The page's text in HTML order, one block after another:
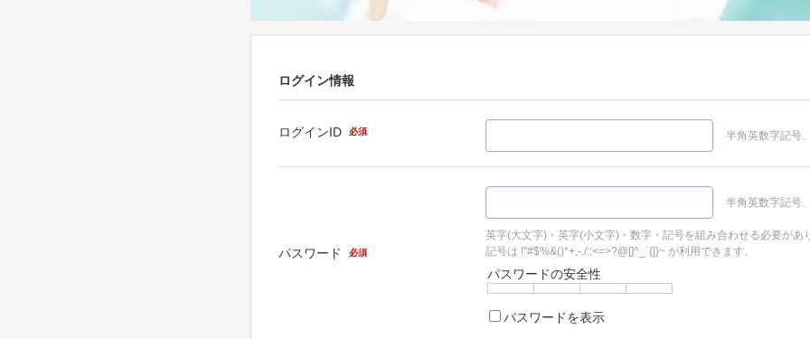
ログイン情報
ログインID 必須 半角英数字記号
パスワード 必須
半角英数字記号
英字(大文字)・英字(小文字)・数字・記号を組み合わせる必要があ
記号は !"#$%&()*+,-./:;<=>?@[]^_`{|}~ が利用できます。
パスワードの安全性
パスワードを表示